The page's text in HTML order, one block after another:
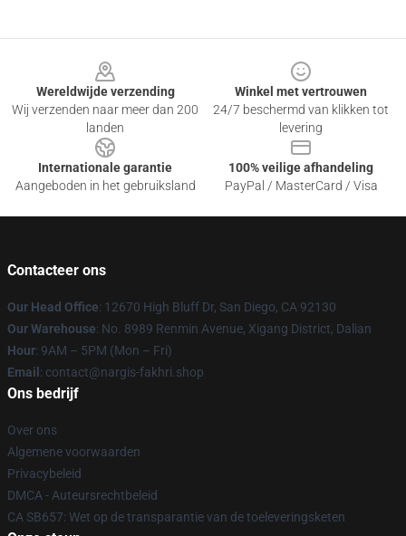
Wereldwijde verzending
Wij verzenden naar meer dan 200
landen
Winkel met vertrouwen
24/7 beschermd van klikken tot
levering
Internationale garantie
Aangeboden in het gebruiksland
100% veilige afhandeling
PayPal / MasterCard / Visa
Contacteer ons
Our Head Office: 12670 High Bluff Dr, San Diego, CA 92130
Our Warehouse: No. 8989 Renmin Avenue, Xigang District, Dalian
Hour: 9AM – 5PM (Mon – Fri)
Email : contact@nargis-fakhri.shop
Ons bedrijf
Over ons
Algemene voorwaarden
Privacybeleid
DMCA - Auteursrechtbeleid
CA SB657: Wet op de transparantie van de toeleveringsketen